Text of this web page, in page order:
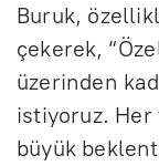
Buruk,
çekerek,
üzerinden
istiyoruz.
büyük